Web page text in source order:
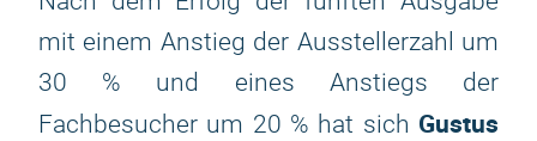
mit einem Anstieg der Ausstellerzahl um
30 % und eines Anstiegs der
Fachbesucher um 20 % hat sich Gustus